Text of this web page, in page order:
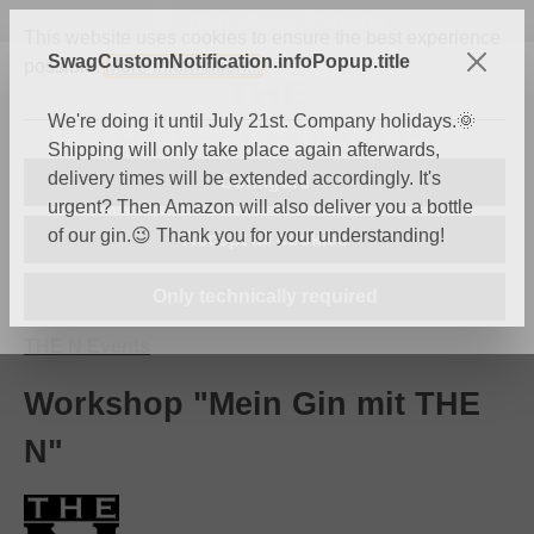
Workshop "Mein Gin mit THE
N"
possible.More information...
Configure
Accept all cookies
SwagCustomNotification.infoPopup.title
We're doing it until July 21st. Company holidays.🌞
Shipping will only take place again afterwards,
delivery times will be extended accordingly. It's
urgent? Then Amazon will also deliver you a bottle
of our gin.😉 Thank you for your understanding!